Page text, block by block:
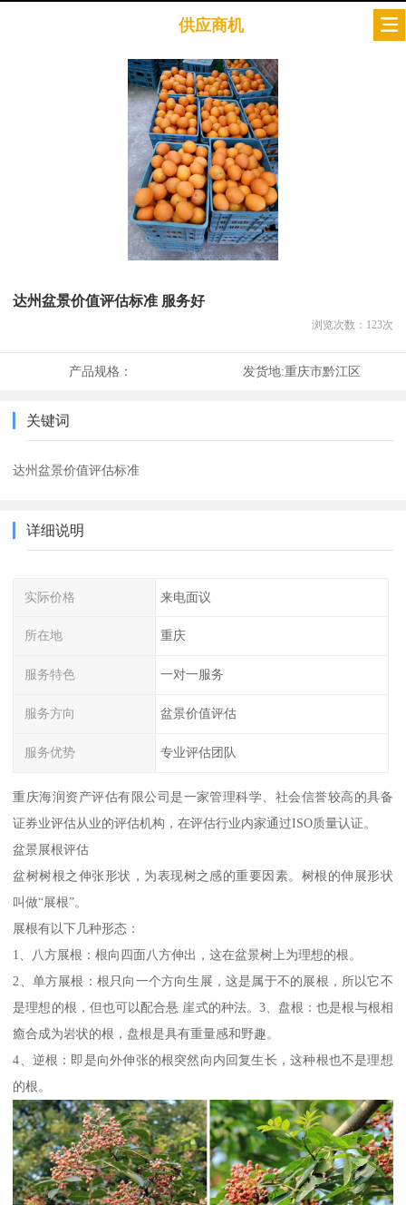
供应商机
达州盆景价值评估标准 服务好
浏览次数： 123次
产品规格： 发货地:重庆市黔江区
关键词
达州盆景价值评估标准
详细说明
实际价格 来电面议
所在地 重庆
服务特色 一对一服务
服务方向 盆景价值评估
服务优势 专业评估团队
重庆海润资产评估有限公司是一家管理科学、社会信誉较高的具备
证券业评估从业的评估机构，在评估行业内家通过ISO质量认证。
盆景展根评估
盆树树根之伸张形状，为表现树之感的重要因素。树根的伸展形状
叫做“展根”。
展根有以下几种形态：
1、八方展根：根向四面八方伸出，这在盆景树上为理想的根。
2、单方展根：根只向一个方向生展，这是属于不的展根，所以它不
是理想的根，但也可以配合悬 崖式的种法。3、盘根：也是根与根相
癒合成为岩状的根，盘根是具有重量感和野趣。
4、逆根：即是向外伸张的根突然向内回复生长，这种根也不是理想
的根。